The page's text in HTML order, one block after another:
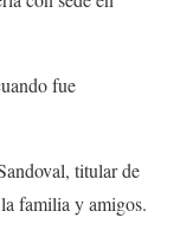
fue
titular de
familia y amigos.